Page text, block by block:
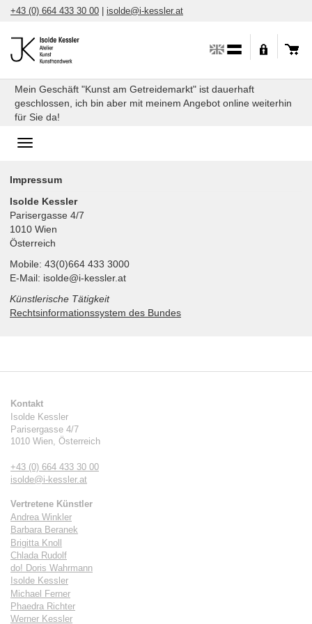
Direkt
+43 (0) 664 433 30 00 | isolde@i-kessler.at
Mein Geschäft "Kunst am Getreidemarkt" ist dauerhaft
geschlossen, ich bin aber mit meinem Angebot online weiterhin
für Sie da!
Toggle
Impressum
Isolde Kessler
Parisergasse 4/7
1010 Wien
Österreich
Mobile: 43(0)664 433 3000
E-Mail: isolde@i-kessler.at
Künstlerische Tätigkeit
Rechtsinformationssystem des Bundes
Kontakt
Isolde Kessler
Parisergasse 4/7
1010 Wien, Österreich
+43 (0) 664 433 30 00
isolde@i-kessler.at
Vertretene Künstler
Andrea Winkler
Barbara Beranek
Brigitta Knoll
Chlada Rudolf
do! Doris Wahrmann
Isolde Kessler
Michael Ferner
Phaedra Richter
Werner Kessler